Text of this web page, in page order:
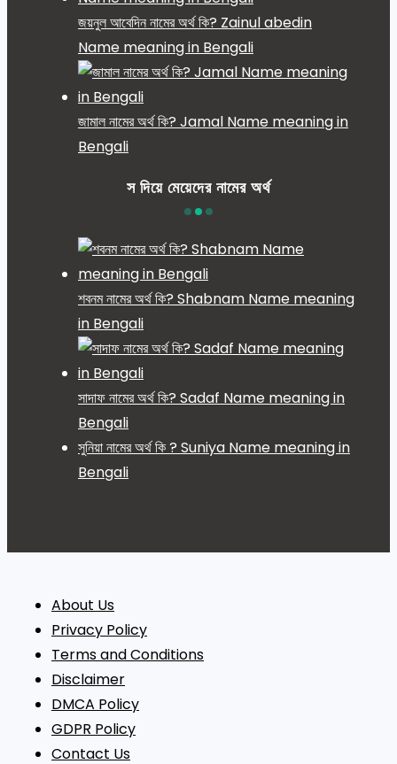
জয়নুল আবেদিন নামের অর্থ কি? Zainul abedin
Name meaning in Bengali
জামাল নামের অর্থ কি? Jamal Name meaning in
Bengali
স দিয়ে মেয়েদের নামের অর্থ
শবনম নামের অর্থ কি? Shabnam Name meaning
in Bengali
সাদাফ নামের অর্থ কি? Sadaf Name meaning in
Bengali
সুনিয়া নামের অর্থ কি ? Suniya Name meaning in
Bengali
About Us
Privacy Policy
Terms and Conditions
Disclaimer
DMCA Policy
GDPR Policy
Contact Us